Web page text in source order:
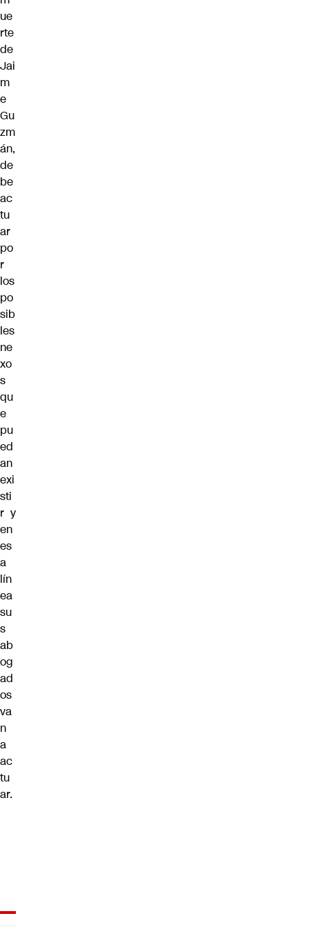
ue
rte
de
Jai
m
e
Gu
zm
án,
de
be
ac
tu
ar
po
r
los
po
sib
les
ne
xo
s
qu
e
pu
ed
an
exi
sti
r y
en
es
a
lín
ea
su
s
ab
og
ad
os
va
n
a
ac
tu
ar.